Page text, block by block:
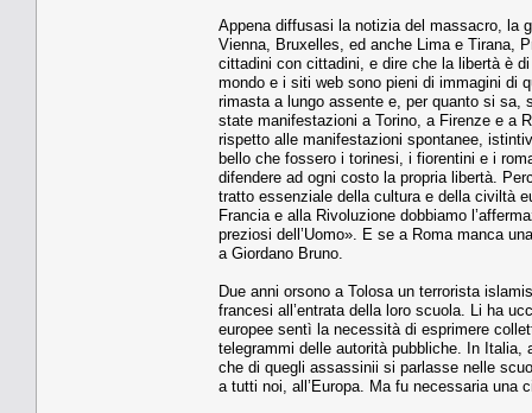
Appena diffusasi la notizia del massacro, la
Vienna, Bruxelles, ed anche Lima e Tirana,
cittadini con cittadini, e dire che la libertà è
mondo e i siti web sono pieni di immagini di
rimasta a lungo assente e, per quanto si sa,
state manifestazioni a Torino, a Firenze e a
rispetto alle manifestazioni spontanee,
bello che fossero i torinesi, i fiorentini e i
difendere ad ogni costo la propria libertà.
tratto essenziale della cultura e della civiltà
Francia e alla Rivoluzione dobbiamo
preziosi dell’Uomo». E se a Roma manca
a Giordano Bruno.
Due anni orsono a Tolosa un terrorista
francesi all’entrata della loro scuola. Li ha
europee sentì la necessità di esprimere
telegrammi delle autorità pubbliche. In Italia,
che di quegli assassinii si parlasse nelle
a tutti noi, all’Europa. Ma fu necessaria una